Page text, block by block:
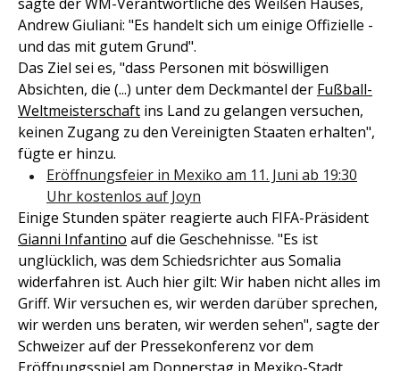
Andrew Giuliani: "Es handelt sich um einige Offizielle -
und das mit gutem Grund".
Das Ziel sei es, "dass Personen mit böswilligen
Absichten, die (...) unter dem Deckmantel der Fußball-
Weltmeisterschaft ins Land zu gelangen versuchen,
keinen Zugang zu den Vereinigten Staaten erhalten",
fügte er hinzu.
Eröffnungsfeier in Mexiko am 11. Juni ab 19:30
Uhr kostenlos auf Joyn
Einige Stunden später reagierte auch FIFA-Präsident
Gianni Infantino auf die Geschehnisse. "Es ist
unglücklich, was dem Schiedsrichter aus Somalia
widerfahren ist. Auch hier gilt: Wir haben nicht alles im
Griff. Wir versuchen es, wir werden darüber sprechen,
wir werden uns beraten, wir werden sehen", sagte der
Schweizer auf der Pressekonferenz vor dem